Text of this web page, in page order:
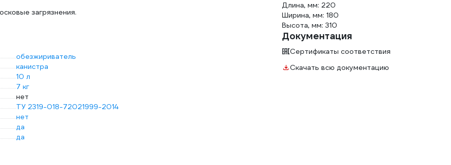
загрязнения.
обезжириватель
канистра
10 л
7 кг
нет
ТУ 2319-018-72021999-2014
нет
да
да
Длина, мм: 220
Ширина, мм: 180
Высота, мм: 310
Документация
Сертификаты соответствия
Скачать всю документацию